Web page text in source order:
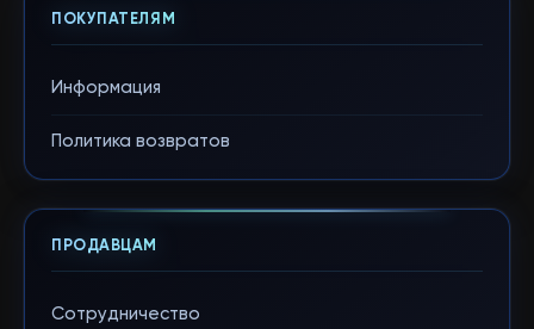
ПОКУПАТЕЛЯМ
Информация
Политика возвратов
ПРОДАВЦАМ
Сотрудничество